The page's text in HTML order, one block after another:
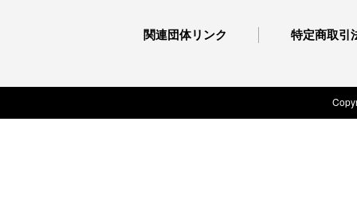
関連団体リンク 特定商取引